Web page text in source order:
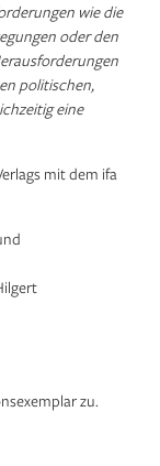
wie die
oder den
politischen,
eine
mit dem ifa
zu.